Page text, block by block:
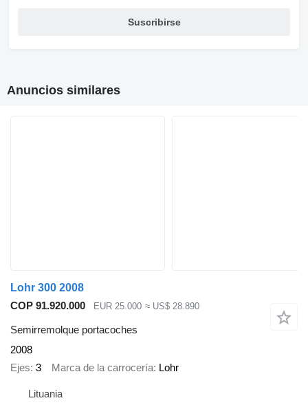
Suscribirse
Anuncios similares
Lohr 300 2008
COP 91.920.000
EUR 25.000 ≈ US$ 28.890
Semirremolque portacoches
2008
Ejes 3 Marca de la carrocería Lohr
Lituania